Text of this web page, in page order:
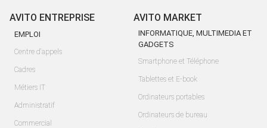
AVITO ENTREPRISE
EMPLOI
Centre d'appels
Cadres
Métiers IT
Administratif
Commercial
AVITO MARKET
INFORMATIQUE, MULTIMEDIA ET
GADGETS
Smartphone et Téléphone
Tablettes et E-book
Ordinateurs portables
Ordinateurs de bureau